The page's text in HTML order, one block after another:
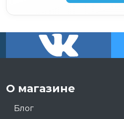
О магазине
Блог